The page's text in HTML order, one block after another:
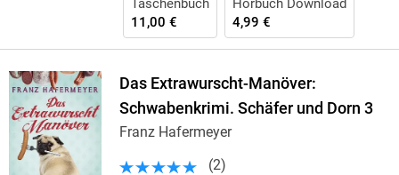
Taschenbuch
11,00 €
Hörbuch Download
4,99 €
Das Extrawurscht-Manöver:
Schwabenkrimi. Schäfer und Dorn 3
Franz Hafermeyer
(2)